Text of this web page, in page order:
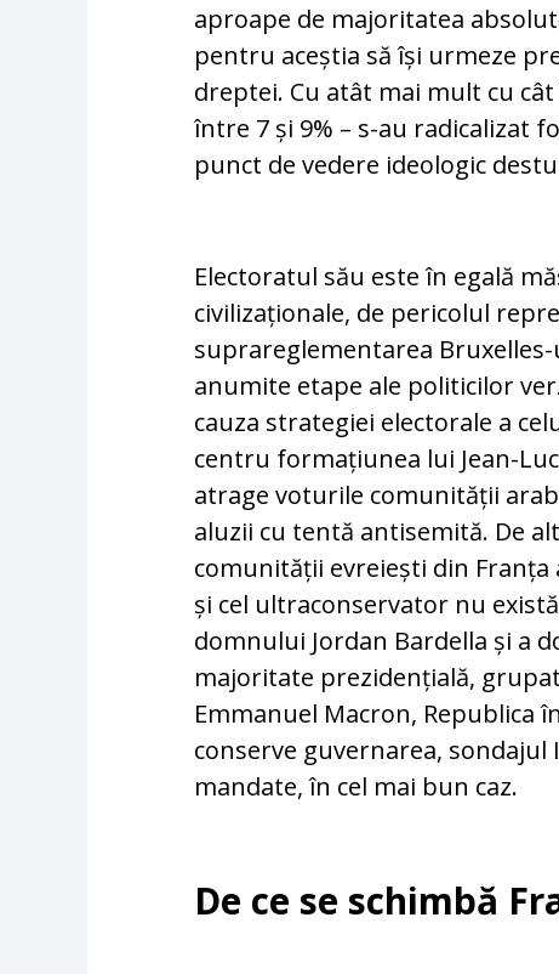
aproape de majoritatea
pentru aceștia să își urmeze
dreptei. Cu atât mai mult cu
între 7 și 9% – s-au radicalizat
punct de vedere ideologic
Electoratul său este în egală
civilizaționale, de pericolul
suprareglementarea
anumite etape ale politicilor
cauza strategiei electorale a
centru formațiunea lui Jean-
atrage voturile comunității
aluzii cu tentă antisemită. De
comunității evreiești din
și cel ultraconservator nu
domnului Jordan Bardella și a
majoritate prezidențială,
Emmanuel Macron, Republica
conserve guvernarea, sondajul
mandate, în cel mai bun caz.
De ce se schimbă